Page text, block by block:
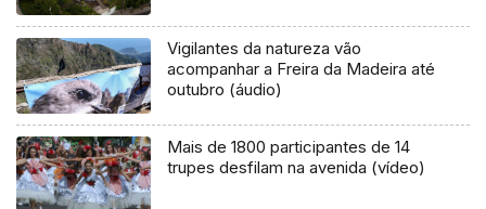
Vigilantes da natureza vão
acompanhar a Freira da Madeira até
outubro (áudio)
Mais de 1800 participantes de 14
trupes desfilam na avenida (vídeo)